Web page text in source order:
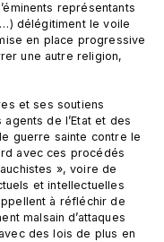
représentants
délégitiment le voile
en place progressive
une autre religion,
et ses soutiens
de l’Etat et des
guerre sainte contre le
avec ces procédés
», voire de
et intellectuelles
à réfléchir de
malsain d’attaques
des lois de plus en